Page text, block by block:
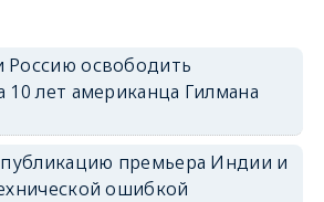
освободить
10 лет американца Гилмана
публикацию премьера Индии и
ошибкой